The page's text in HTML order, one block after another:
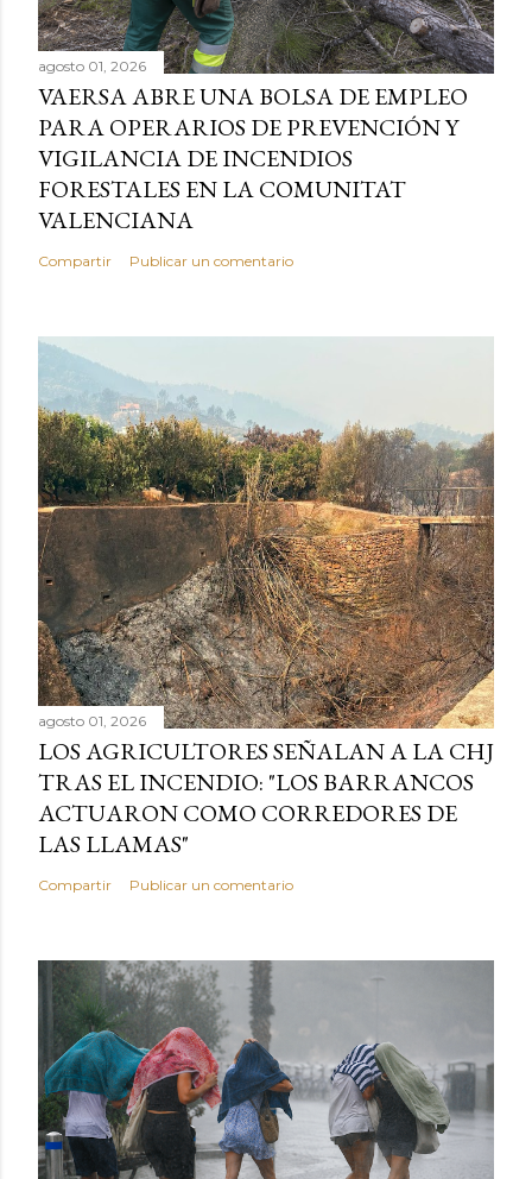
agosto 01, 2026
VAERSA ABRE UNA BOLSA DE EMPLEO
PARA OPERARIOS DE PREVENCIÓN Y
VIGILANCIA DE INCENDIOS
FORESTALES EN LA COMUNITAT
VALENCIANA
Compartir Publicar un comentario
agosto 01, 2026
LOS AGRICULTORES SEÑALAN A LA CHJ
TRAS EL INCENDIO: "LOS BARRANCOS
ACTUARON COMO CORREDORES DE
LAS LLAMAS"
Compartir Publicar un comentario